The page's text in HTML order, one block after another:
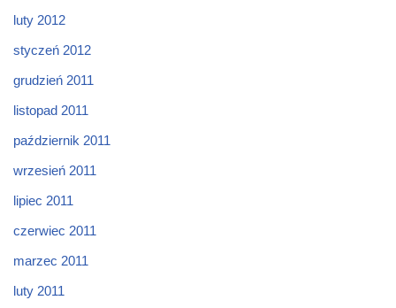
luty 2012
styczeń 2012
grudzień 2011
listopad 2011
październik 2011
wrzesień 2011
lipiec 2011
czerwiec 2011
marzec 2011
luty 2011